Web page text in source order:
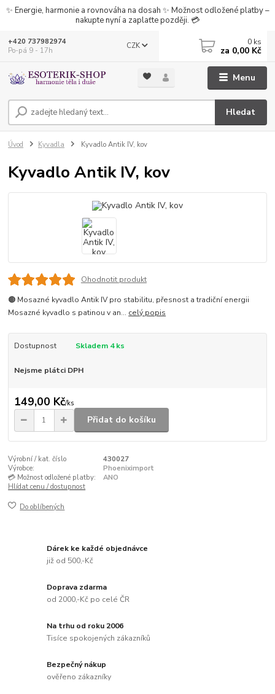
✨ Energie, harmonie a rovnováha na dosah ✨ Možnost odložené platby –
nakupte nyní a zaplaťte později. 💳
Menu
CZK
Hledat
+420 737982974
Po-pá 9 - 17h
0 ks
za 0,00 Kč
Úvod Kyvadla Kyvadlo Antik IV, kov
Kyvadlo Antik IV, kov
Ohodnotit produkt
🟤 Mosazné kyvadlo Antik IV pro stabilitu, přesnost a tradiční energii
Mosazné kyvadlo s patinou v an... celý popis
Dostupnost Skladem 4 ks
Nejsme plátci DPH
149,00 Kč/ks
Přidat do košíku
Výrobní / kat. číslo
430027
Výrobce:
Phoeniximport
💳 Možnost odložené platby:
ANO
Hlídat cenu / dostupnost
Do oblíbených
Dárek ke každé objednávce
již od 500,-Kč
Doprava zdarma
od 2000,-Kč po celé ČR
Na trhu od roku 2006
Tisíce spokojených zákazníků
Bezpečný nákup
ověřeno zákazníky